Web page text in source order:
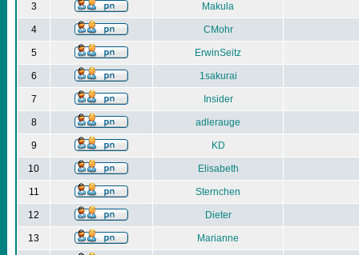
3 Makula
4 CMohr
5 ErwinSeitz
6 1sakurai
7 Insider
8 adlerauge
9 KD
10 Elisabeth
11 Sternchen
12 Dieter
13 Marianne